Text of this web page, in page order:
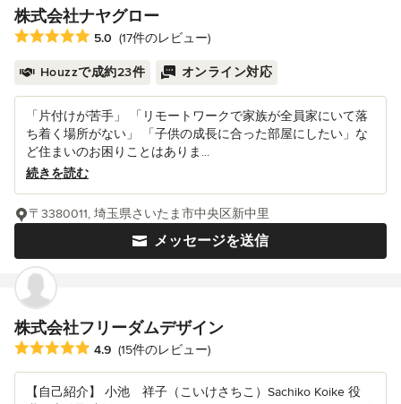
株式会社ナヤグロー
平均評価：5つ星中 星5
5.0 (17件のレビュー)
Houzzで成約23件 オンライン対応
「片付けが苦手」 「リモートワークで家族が全員家にいて落
ち着く場所がない」 「子供の成長に合った部屋にしたい」な
ど住まいのお困りことはありま...
続きを読む
メッセージを送信
〒3380011, 埼玉県さいたま市中央区新中里
株式会社フリーダムデザイン
平均評価：5つ星中 星4.9
4.9 (15件のレビュー)
【自己紹介】 小池 祥子（こいけさちこ）Sachiko Koike 役